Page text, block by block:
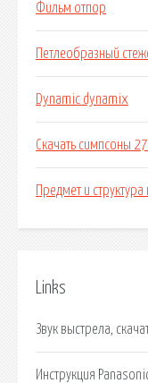
Фильм отпор
Петлеобразный
Dynamic dynamix
Скачать симпсоны
Предмет и
Links
Звук выстрела,
Инструкция